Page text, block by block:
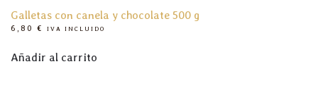
Galletas con canela y chocolate 500 g
6,80 € IVA INCLUIDO
Añadir al carrito